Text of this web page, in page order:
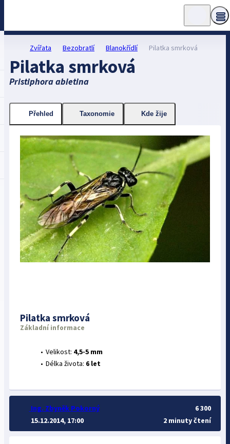
Zvířata Bezobratlí Blanokřídlí Pilatka smrková
Pilatka smrková
Pristiphora abietina
Přehled Taxonomie Kde žije
Pilatka smrková
Základní informace
Velikost: 4,5-5 mm
Délka života: 6 let
Ing. Zbyněk Pokorný
15.12.2014, 17:00
6 300
2 minuty čtení